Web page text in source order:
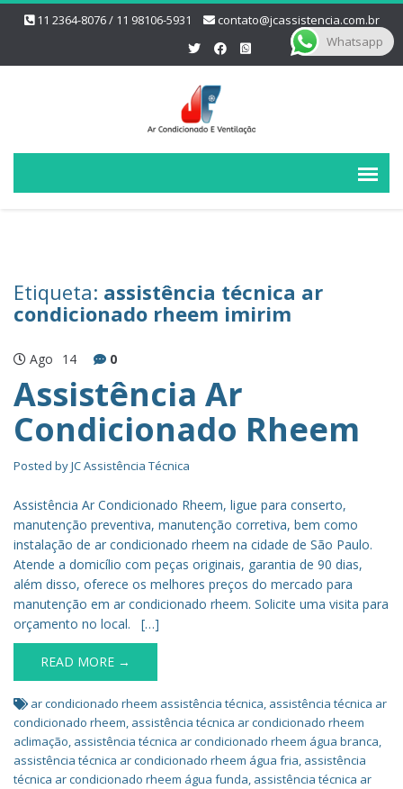
11 2364-8076 / 11 98106-5931 contato@jcassistencia.com.br
Etiqueta: assistência técnica ar
condicionado rheem imirim
Ago 14 0
Assistência Ar
Condicionado Rheem
Posted byJC Assistência Técnica
Assistência Ar Condicionado Rheem, ligue para conserto,
manutenção preventiva, manutenção corretiva, bem como
instalação de ar condicionado rheem na cidade de São Paulo.
Atende a domicílio com peças originais, garantia de 90 dias,
além disso, oferece os melhores preços do mercado para
manutenção em ar condicionado rheem. Solicite uma visita para
orçamento no local. […]
READ MORE →
ar condicionado rheem assistência técnica, assistência técnica ar
condicionado rheem, assistência técnica ar condicionado rheem
aclimação, assistência técnica ar condicionado rheem água branca,
assistência técnica ar condicionado rheem água fria, assistência
técnica ar condicionado rheem água funda, assistência técnica ar
Whatsapp